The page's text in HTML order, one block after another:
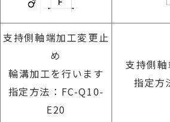
支持側軸端加工変更止
め
輪溝加工を行います
指定方法：FC-Q10-
E20
支持側
指定方